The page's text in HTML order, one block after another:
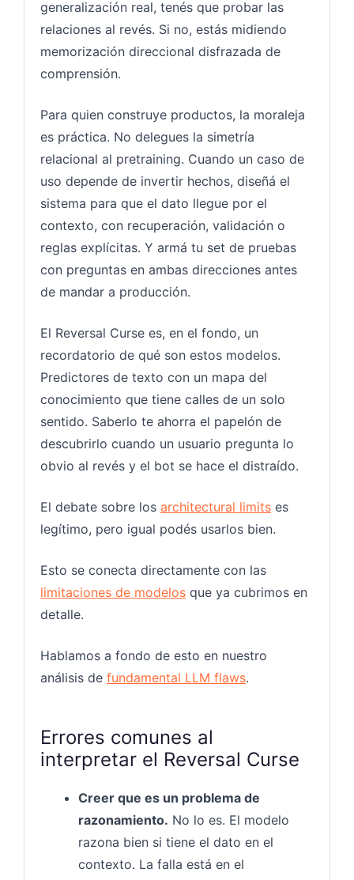
generalización real, tenés que probar las
relaciones al revés. Si no, estás midiendo
memorización direccional disfrazada de
comprensión.
Para quien construye productos, la moraleja
es práctica. No delegues la simetría
relacional al pretraining. Cuando un caso de
uso depende de invertir hechos, diseñá el
sistema para que el dato llegue por el
contexto, con recuperación, validación o
reglas explícitas. Y armá tu set de pruebas
con preguntas en ambas direcciones antes
de mandar a producción.
El Reversal Curse es, en el fondo, un
recordatorio de qué son estos modelos.
Predictores de texto con un mapa del
conocimiento que tiene calles de un solo
sentido. Saberlo te ahorra el papelón de
descubrirlo cuando un usuario pregunta lo
obvio al revés y el bot se hace el distraído.
El debate sobre los architectural limits es
legítimo, pero igual podés usarlos bien.
Esto se conecta directamente con las
limitaciones de modelos que ya cubrimos en
detalle.
Hablamos a fondo de esto en nuestro
análisis de fundamental LLM flaws.
Errores comunes al
interpretar el Reversal Curse
Creer que es un problema de
razonamiento. No lo es. El modelo
razona bien si tiene el dato en el
contexto. La falla está en el